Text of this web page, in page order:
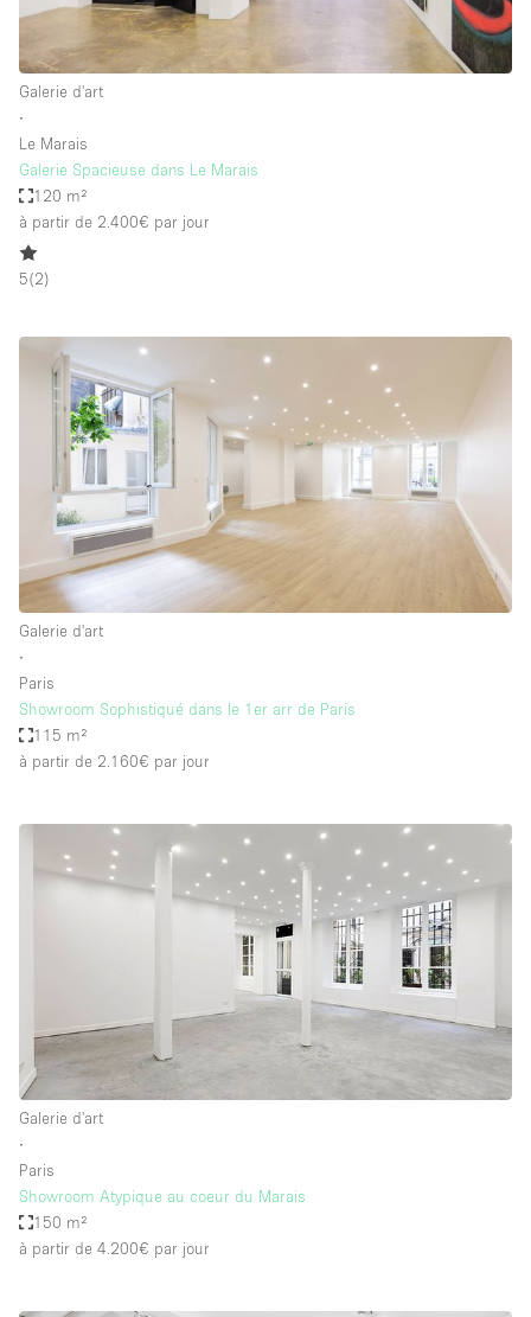
Galerie d'art
∙
Le Marais
Galerie Spacieuse dans Le Marais
120 m²
à partir de 2.400€ par jour
5(2)
Galerie d'art
∙
Paris
Showroom Sophistiqué dans le 1er arr de Paris
115 m²
à partir de 2.160€ par jour
Galerie d'art
∙
Paris
Showroom Atypique au coeur du Marais
150 m²
à partir de 4.200€ par jour